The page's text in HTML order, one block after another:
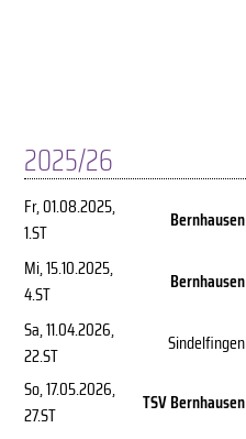
2025/26
Fr, 01.08.2025,
1.ST
Bernhausen
Mi, 15.10.2025,
4.ST
Bernhausen
Sa, 11.04.2026,
22.ST
Sindelfingen
So, 17.05.2026,
27.ST
TSV Bernhausen